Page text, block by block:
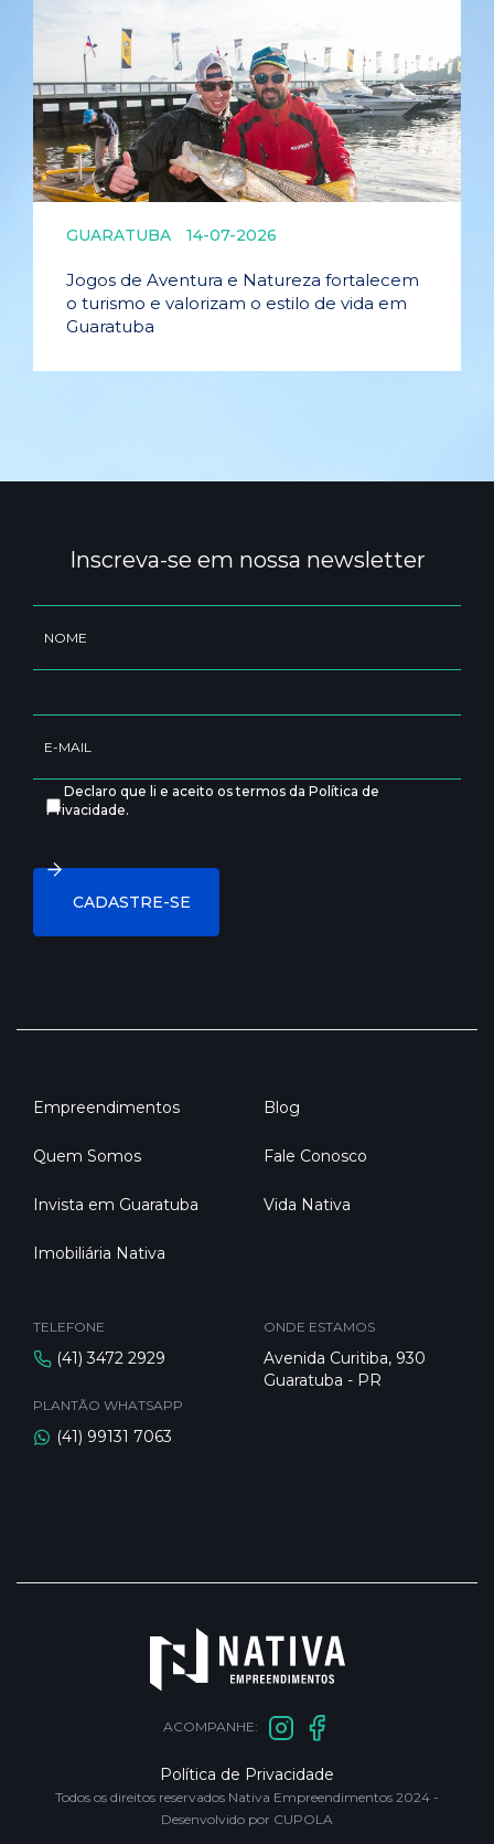
GUARATUBA 14-07-2026
Jogos de Aventura e Natureza fortalecem
o turismo e valorizam o estilo de vida em
Guaratuba
Inscreva-se em nossa newsletter
Declaro que li e aceito os termos da Política de
Privacidade.
Empreendimentos
Quem Somos
Invista em Guaratuba
Imobiliária Nativa
Blog
Fale Conosco
Vida Nativa
TELEFONE
(41) 3472 2929
PLANTÃO WHATSAPP
(41) 99131 7063
ONDE ESTAMOS
Avenida Curitiba, 930
Guaratuba - PR
ACOMPANHE:
Política de Privacidade
Todos os direitos reservados Nativa Empreendimentos 2024 -
Desenvolvido por CUPOLA